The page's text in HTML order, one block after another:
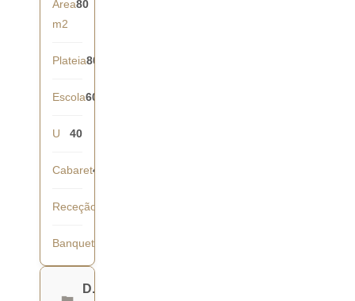
Área
m2
80
Plateia80
Escola60
U 40
Cabaret42
Receção
Banquete
D.